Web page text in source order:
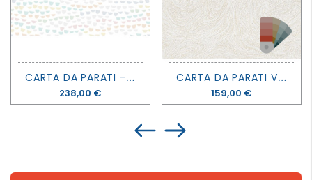
C
ARTA DA PARATI - ELEPHANT TEARS PASTEL - REBEL WALLS
Prezzo
238,00 €
C
ARTA DA PARATI VOIE LACTEE - SELECT 8 - CASAMANCE
Prezzo
159,00 €